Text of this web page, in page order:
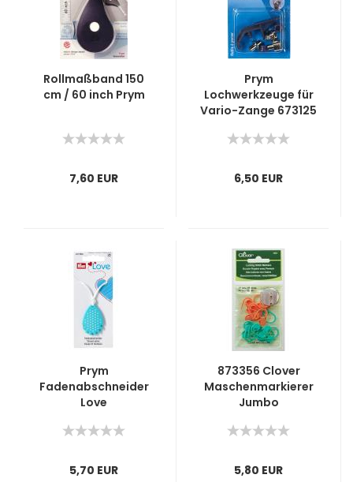
Rollmaßband 150
cm / 60 inch Prym
7,60 EUR
Prym
Lochwerkzeuge für
Vario-Zange 673125
6,50 EUR
Prym
Fadenabschneider
Love
5,70 EUR
873356 Clover
Maschenmarkierer
Jumbo
5,80 EUR